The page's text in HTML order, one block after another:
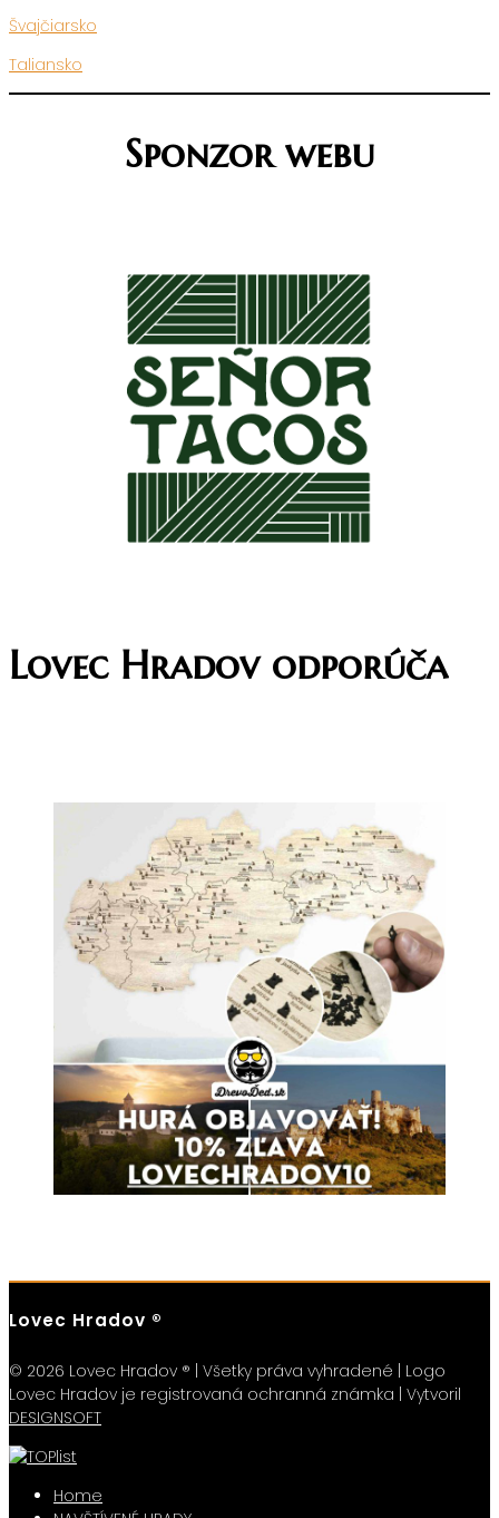
Švajčiarsko
Taliansko
Sponzor webu
Lovec Hradov odporúča
Lovec Hradov ®
© 2026 Lovec Hradov ® | Všetky práva vyhradené | Logo
Lovec Hradov je registrovaná ochranná známka | Vytvoril
DESIGNSOFT
Home